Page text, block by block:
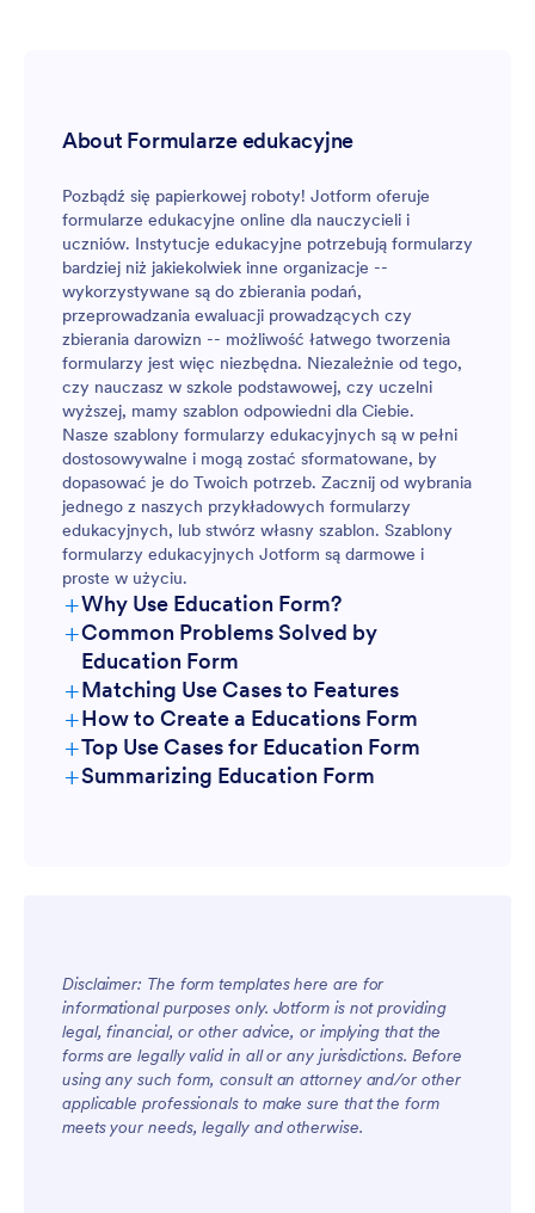
About Formularze edukacyjne
Pozbądź się papierkowej roboty! Jotform oferuje
formularze edukacyjne online dla nauczycieli i
uczniów. Instytucje edukacyjne potrzebują formularzy
bardziej niż jakiekolwiek inne organizacje --
wykorzystywane są do zbierania podań,
przeprowadzania ewaluacji prowadzących czy
zbierania darowizn -- możliwość łatwego tworzenia
formularzy jest więc niezbędna. Niezależnie od tego,
czy nauczasz w szkole podstawowej, czy uczelni
wyższej, mamy szablon odpowiedni dla Ciebie.
Nasze szablony formularzy edukacyjnych są w pełni
dostosowywalne i mogą zostać sformatowane, by
dopasować je do Twoich potrzeb. Zacznij od wybrania
jednego z naszych przykładowych formularzy
edukacyjnych, lub stwórz własny szablon. Szablony
formularzy edukacyjnych Jotform są darmowe i
proste w użyciu.
+Why Use Education Form?
+Common Problems Solved by
Education Form
+Matching Use Cases to Features
+How to Create a Educations Form
+Top Use Cases for Education Form
For Managers
For Teams
+Summarizing Education Form
Disclaimer: The form templates here are for
informational purposes only. Jotform is not providing
legal, financial, or other advice, or implying that the
forms are legally valid in all or any jurisdictions. Before
using any such form, consult an attorney and/or other
applicable professionals to make sure that the form
meets your needs, legally and otherwise.